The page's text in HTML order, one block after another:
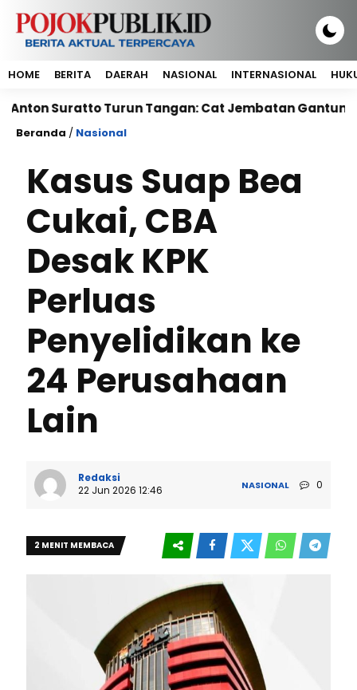
HOME BERITA DAERAH NASIONAL INTERNASIONAL
Turun Tangan: Cat Jembatan Gantung
Beranda / Nasional
Kasus Suap Bea
Cukai, CBA
Desak KPK
Perluas
Penyelidikan ke
24 Perusahaan
Lain
Redaksi
22 Jun 2026 12:46
NASIONAL 0
2 MENIT MEMBACA